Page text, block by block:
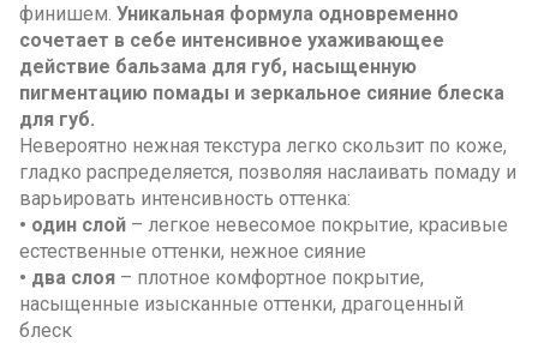
финишем. Уникальная формула одновременно
сочетает в себе интенсивное ухаживающее
действие бальзама для губ, насыщенную
пигментацию помады и зеркальное сияние блеска
для губ.
Невероятно нежная текстура легко скользит по коже,
гладко распределяется, позволяя наслаивать помаду и
варьировать интенсивность оттенка:
• один слой – легкое невесомое покрытие, красивые
естественные оттенки, нежное сияние
• два слоя – плотное комфортное покрытие,
насыщенные изысканные оттенки, драгоценный
блеск